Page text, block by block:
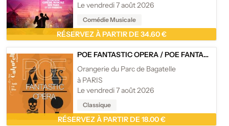
Le vendredi 7 août 2026
Comédie Musicale
RÉSERVEZ À PARTIR DE 34.60 €
POE FANTASTIC OPERA /POE FANTASTIC OPERA, ORANGERIE DU PARC DE BAGATELLE - PARIS
Orangerie du Parc de Bagatelle
à PARIS
Le vendredi 7 août 2026
Classique
RÉSERVEZ À PARTIR DE 18.00 €